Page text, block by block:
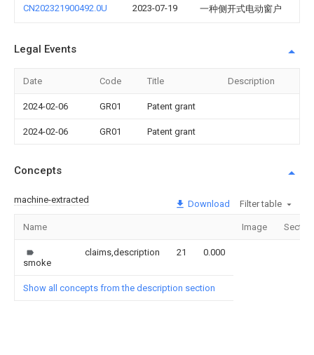
CN202321900492.0U 2023-07-19 一种侧开式电动窗户
Legal Events
Date Code Title Description
2024-02-06 GR01 Patent grant
2024-02-06 GR01 Patent grant
Concepts
machine-extracted Download Filter table
Name Image
smoke
claims,description 21 0.000
Show all concepts from the description section